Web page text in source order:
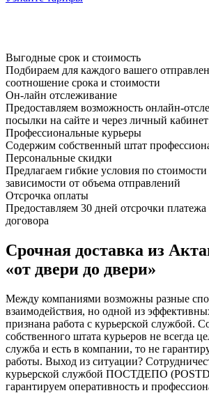
Выгодные срок и стоимость
Подбираем для каждого вашего
соотношение срока и стоимости
Он-лайн отслеживание
Предоставляем возможность онлайн-
посылки на сайте и через личный кабинет
Профессиональные курьеры
Содержим собственный штат
Персональные скидки
Предлагаем гибкие условия по стоимости
зависимости от объема отправлений
Отсрочка оплаты
Предоставляем 30 дней отсрочки
договора
Срочная доставка из
«от двери до двери»
Между компаниями возможны разные
взаимодействия, но одной из
признана работа с курьерской службой.
собственного штата курьеров не всегда
служба и есть в компании, то не
работы. Выход из ситуации?
курьерской службой ПОСТДЕПО
гарантируем оперативность и